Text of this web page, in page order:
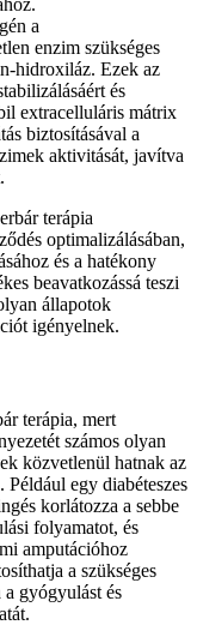
a
enzim szükséges
hidroxiláz. Ezek az
és
extracelluláris mátrix
biztosításával a
aktivitását, javítva
terápia
optimalizálásában,
és a hatékony
beavatkozássá teszi
állapotok
igényelnek.
terápia, mert
számos olyan
közvetlenül hatnak az
Például egy diabéteszes
korlátozza a sebbe
folyamatot, és
amputációhoz
a szükséges
gyógyulást és